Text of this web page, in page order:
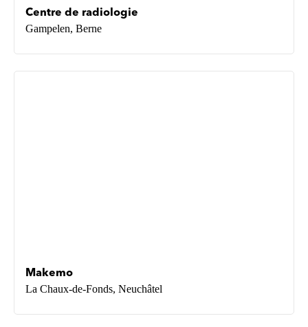
Centre de radiologie
Gampelen, Berne
Makemo
La Chaux-de-Fonds, Neuchâtel